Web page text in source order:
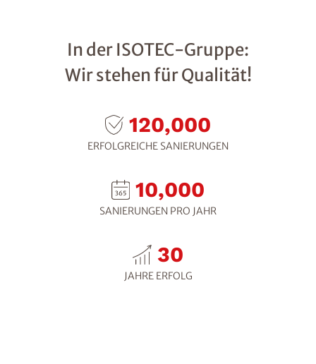
In der ISOTEC-Gruppe:
Wir stehen für Qualität!
120,000
ERFOLGREICHE SANIERUNGEN
10,000
SANIERUNGEN PRO JAHR
30
JAHRE ERFOLG